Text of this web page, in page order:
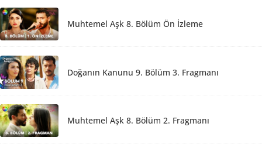
Muhtemel Aşk 8. Bölüm Ön İzleme
Doğanın Kanunu 9. Bölüm 3. Fragmanı
Muhtemel Aşk 8. Bölüm 2. Fragmanı